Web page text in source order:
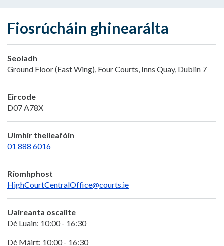
Fiosrúcháin ghinearálta
Seoladh
Ground Floor (East Wing), Four Courts, Inns Quay, Dublin 7
Eircode
D07 A78X
Uimhir theileafóin
01 888 6016
Ríomhphost
HighCourtCentralOffice@courts.ie
Uaireanta oscailte
Dé Luain: 10:00 - 16:30
Dé Máirt: 10:00 - 16:30